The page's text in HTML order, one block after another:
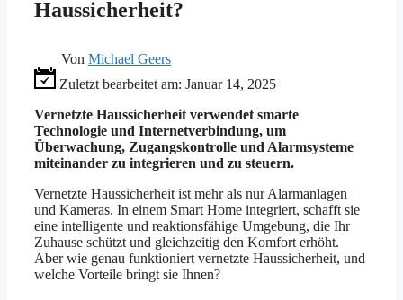
Haussicherheit?
Von Michael Geers
Zuletzt bearbeitet am: Januar 14, 2025
Vernetzte Haussicherheit verwendet smarte
Technologie und Internetverbindung, um
Überwachung, Zugangskontrolle und Alarmsysteme
miteinander zu integrieren und zu steuern.
Vernetzte Haussicherheit ist mehr als nur Alarmanlagen
und Kameras. In einem Smart Home integriert, schafft sie
eine intelligente und reaktionsfähige Umgebung, die Ihr
Zuhause schützt und gleichzeitig den Komfort erhöht.
Aber wie genau funktioniert vernetzte Haussicherheit, und
welche Vorteile bringt sie Ihnen?